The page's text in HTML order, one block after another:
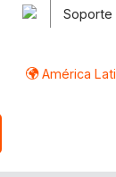
Soporte
América